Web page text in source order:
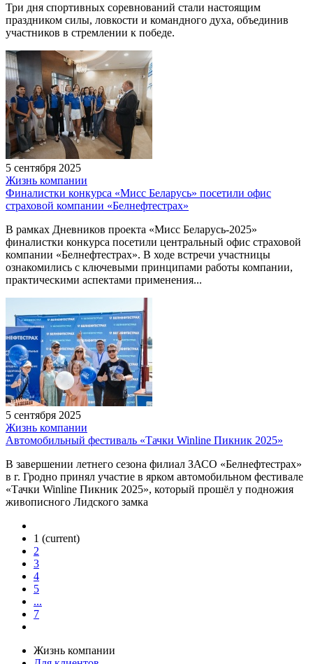
Три дня спортивных соревнований стали настоящим
праздником силы, ловкости и командного духа, объединив
участников в стремлении к победе.
5 сентября 2025
Жизнь компании
Финалистки конкурса «Мисс Беларусь» посетили офис
страховой компании «Белнефтестрах»
В рамках Дневников проекта «Мисс Беларусь-2025»
финалистки конкурса посетили центральный офис страховой
компании «Белнефтестрах». В ходе встречи участницы
ознакомились с ключевыми принципами работы компании,
практическими аспектами применения...
5 сентября 2025
Жизнь компании
Автомобильный фестиваль «Тачки Winline Пикник 2025»
В завершении летнего сезона филиал ЗАСО «Белнефтестрах»
в г. Гродно принял участие в ярком автомобильном фестивале
«Тачки Winline Пикник 2025», который прошёл у подножия
живописного Лидского замка
1 (current)
2
3
4
5
...
7
Жизнь компании